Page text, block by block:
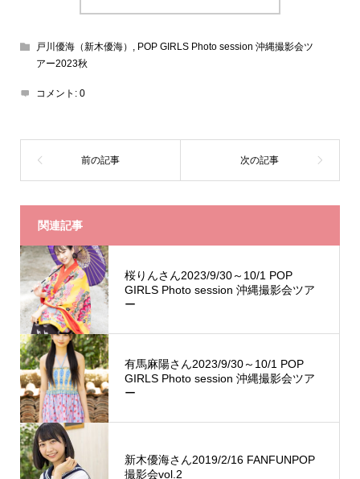
戸川優海（新木優海） , POP GIRLS Photo session 沖縄撮影会ツ
アー2023秋
コメント: 0
関連記事
桜りんさん2023/9/30～10/1 POP
GIRLS Photo session 沖縄撮影会ツア
ー
有馬麻陽さん2023/9/30～10/1 POP
GIRLS Photo session 沖縄撮影会ツア
ー
新木優海さん2019/2/16 FANFUNPOP
撮影会vol.2